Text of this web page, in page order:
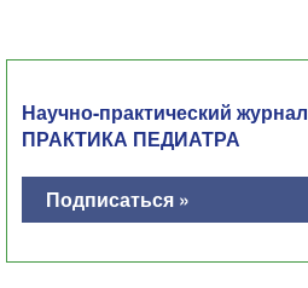
Научно-практический журнал
ПРАКТИКА ПЕДИАТРА
Подписаться »